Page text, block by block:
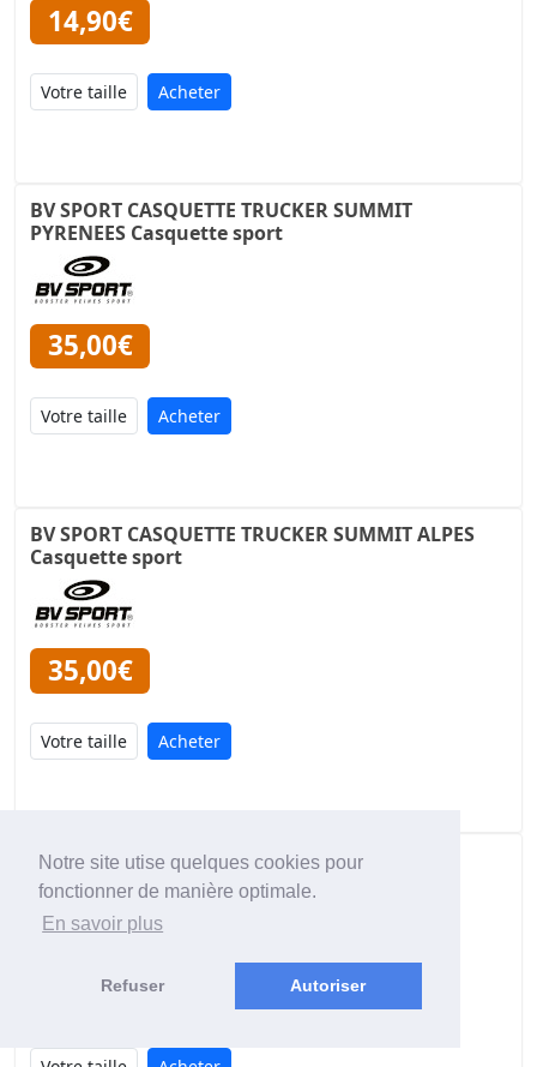
Notre site utise quelques cookies pour
fonctionner de manière optimale.
En savoir plus
Refuser Autoriser
14,90€
Acheter
BV SPORT CASQUETTE TRUCKER SUMMIT
PYRENEES Casquette sport
35,00€
Acheter
BV SPORT CASQUETTE TRUCKER SUMMIT ALPES
Casquette sport
35,00€
Acheter
BV SPORT CASQUETTE TRUCKER SUMMIT
DOLOMITES Casquette sport
35,00€